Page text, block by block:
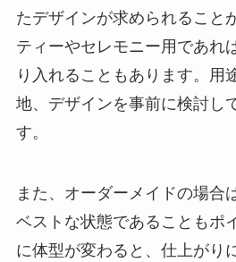
たデザインが求められること
ティーやセレモニー用であれ
り入れることもあります。用
地、デザインを事前に検討し
す。
また、オーダーメイドの場合
ベストな状態であることもポ
に体型が変わると、仕上がり